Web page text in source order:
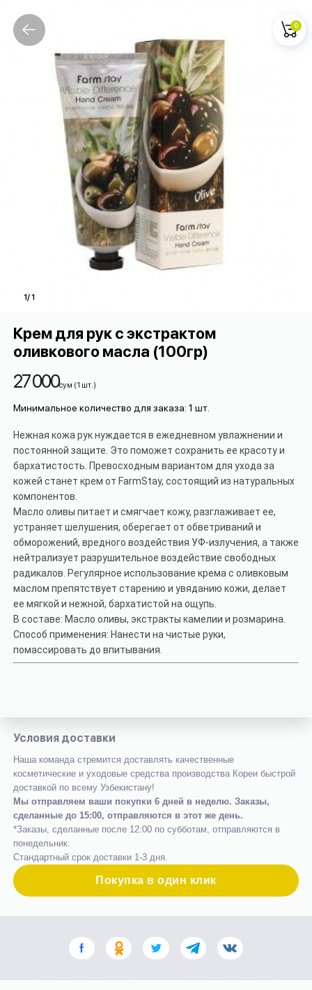
1/1
0
Крем для рук с экстрактом
оливкового масла (100гр)
27 000сум (1 шт. )
Минимальное количество для заказа: 1 шт.
Нежная кожа рук нуждается в ежедневном увлажнении и
постоянной защите. Это поможет сохранить ее красоту и
бархатистость. Превосходным вариантом для ухода за
кожей станет крем от FarmStay, состоящий из натуральных
компонентов.
Масло оливы питает и смягчает кожу, разглаживает ее,
устраняет шелушения, оберегает от обветриваний и
обморожений, вредного воздействия УФ-излучения, а также
нейтрализует разрушительное воздействие свободных
радикалов. Регулярное использование крема с оливковым
маслом препятствует старению и увяданию кожи, делает
ее мягкой и нежной, бархатистой на ощупь.
В составе: Масло оливы, экстракты камелии и розмарина.
Способ применения: Нанести на чистые руки,
помассировать до впитывания.
Условия доставки
Наша команда стремится доставлять качественные
косметические и уходовые средства производства Кореи быстрой
доставкой по всему Узбекистану!
Мы отправляем ваши покупки 6 дней в неделю. Заказы,
сделанные до 15:00, отправляются в этот же день.
*Заказы, сделанные после 12:00 по субботам, отправляются в
понедельник.
Стандартный срок доставки 1-3 дня.
Покупка в один клик